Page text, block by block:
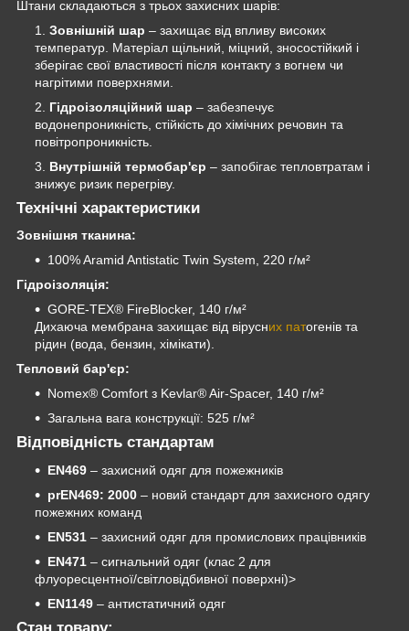
Штани складаються з трьох захисних шарів:
Зовнішній шар – захищає від впливу високих
температур. Матеріал щільний, міцний, зносостійкий і
зберігає свої властивості після контакту з вогнем чи
нагрітими поверхнями.
Гідроізоляційний шар – забезпечує
водонепроникність, стійкість до хімічних речовин та
повітропроникність.
Внутрішній термобар'єр – запобігає тепловтратам і
знижує ризик перегріву.
Технічні характеристики
Зовнішня тканина:
100% Aramid Antistatic Twin System, 220 г/м²
Гідроізоляція:
GORE-TEX® FireBlocker, 140 г/м²
Дихаюча мембрана захищає від вірусних патогенів та
рідин (вода, бензин, хімікати).
Тепловий бар'єр:
Nomex® Comfort з Kevlar® Air-Spacer, 140 г/м²
Загальна вага конструкції: 525 г/м²
Відповідність стандартам
EN469 – захисний одяг для пожежників
prEN469: 2000 – новий стандарт для захисного одягу
пожежних команд
EN531 – захисний одяг для промислових працівників
EN471 – сигнальний одяг (клас 2 для
флуоресцентної/світловідбивної поверхні)>
EN1149 – антистатичний одяг